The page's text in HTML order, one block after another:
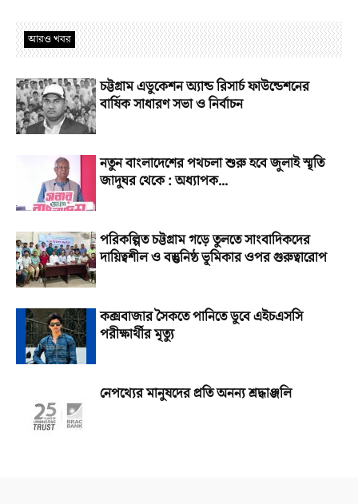
আরও খবর
চট্টগ্রাম এডুকেশন অ্যান্ড রিসার্চ ফাউন্ডেশনের
বার্ষিক সাধারণ সভা ও নির্বাচন
নতুন বাংলাদেশের পথচলা শুরু হবে জুলাই স্মৃতি
জাদুঘর থেকে : অধ্যাপক...
পরিকল্পিত চট্টগ্রাম গড়ে তুলতে সাংবাদিকদের
দায়িত্বশীল ও বস্তুনিষ্ঠ ভূমিকার ওপর গুরুত্বারোপ
কক্সবাজার সৈকতে পানিতে ডুবে এইচএসসি
পরীক্ষার্থীর মৃত্যু
নেপথ্যের মানুষদের প্রতি অনন্য শ্রদ্ধাঞ্জলি